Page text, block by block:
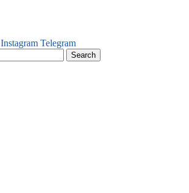
Instagram Telegram
Search